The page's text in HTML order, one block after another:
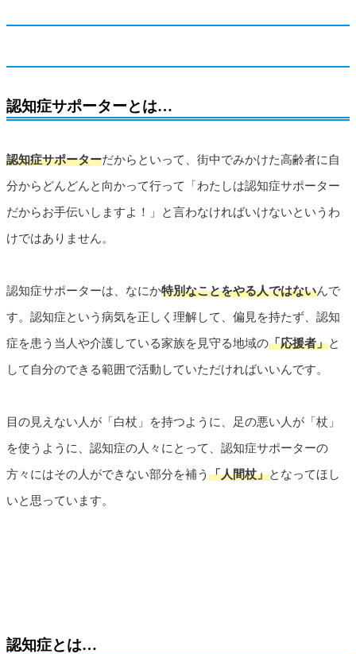
認知症サポーターとは…
認知症サポーターだからといって、街中でみかけた高齢者に自
分からどんどんと向かって行って「わたしは認知症サポーター
だからお手伝いしますよ！」と言わなければいけないというわ
けではありません。
認知症サポーターは、なにか特別なことをやる人ではないんで
す。認知症という病気を正しく理解して、偏見を持たず、認知
症を患う当人や介護している家族を見守る地域の「応援者」と
して自分のできる範囲で活動していただければいいんです。
目の見えない人が「白杖」を持つように、足の悪い人が「杖」
を使うように、認知症の人々にとって、認知症サポーターの
方々にはその人ができない部分を補う 「人間杖」となってほし
いと思っています。
認知症とは…